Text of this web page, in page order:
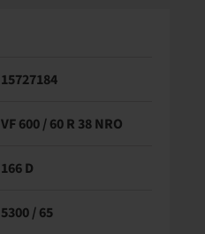
15727184
VF 600 / 60 R 38 NRO
166 D
5300 / 65